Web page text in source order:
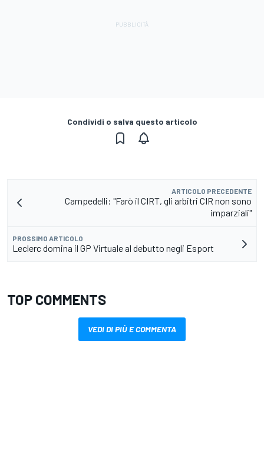
Condividi o salva questo articolo
ARTICOLO PRECEDENTE
Campedelli: "Farò il CIRT, gli arbitri CIR non sono
imparziali"
PROSSIMO ARTICOLO
Leclerc domina il GP Virtuale al debutto negli Esport
TOP COMMENTS
VEDI DI PIÙ E COMMENTA